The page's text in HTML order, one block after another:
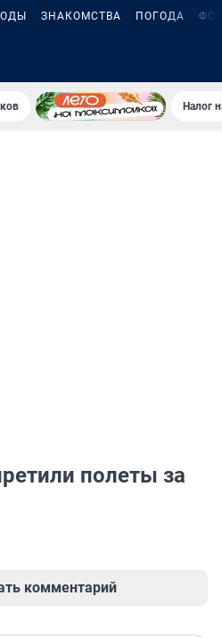
ЗНАКОМСТВА ПОГОДА
Налог
полеты за
комментарий